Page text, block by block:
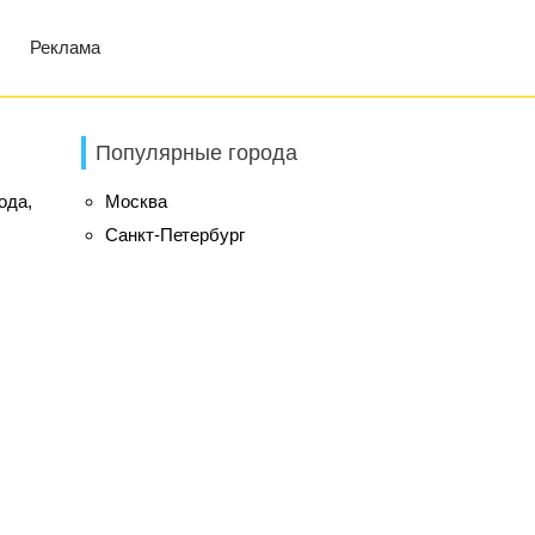
Реклама
Популярные города
Москва
Санкт-Петербург